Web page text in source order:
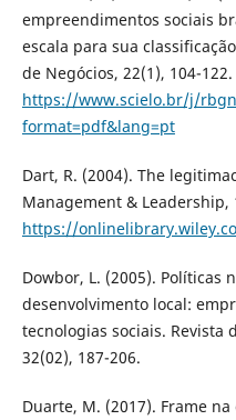
empreendimentos sociais
escala para sua
de Negócios, 22(1), 104-122.
https://www.scielo.br/j/
format=pdf&lang=pt
Dart, R. (2004). The
Management & Leadership,
https://
Dowbor, L. (2005). Políticas
desenvolvimento local:
tecnologias sociais. Revista
32(02), 187-206.
Duarte, M. (2017). Frame